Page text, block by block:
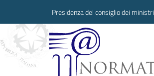
Presidenza del consiglio dei ministri